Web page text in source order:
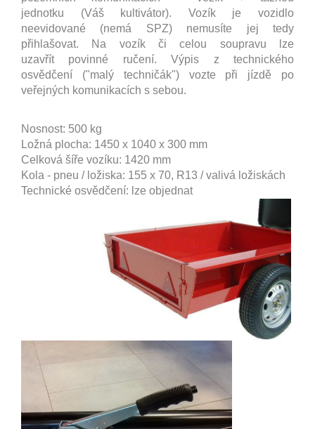
jednotku (Váš kultivátor). Vozík je vozidlo
neevidované (nemá SPZ) nemusíte jej tedy
přihlašovat. Na vozík či celou soupravu lze
uzavřít povinné ručení. Výpis z technického
osvědčení ("malý techničák") vozte při jízdě po
veřejných komunikacích s sebou.
Nosnost: 500 kg
Ložná plocha: 1450 x 1040 x 300 mm
Celková šíře vozíku: 1420 mm
Kola - pneu / ložiska: 155 x 70, R13 / valivá ložiskách
Technické osvědčení: lze objednat